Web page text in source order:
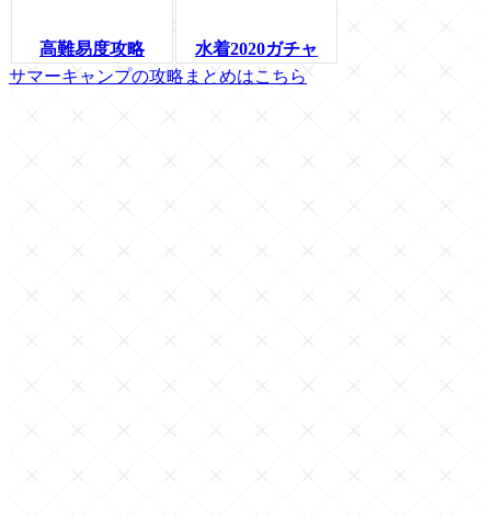
高難易度攻略
水着2020ガチャ
サマーキャンプの攻略まとめはこちら